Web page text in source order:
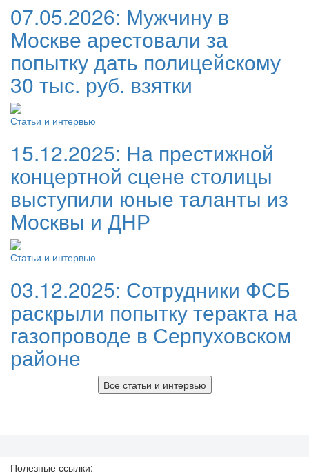
07.05.2026: Мужчину в
Москве арестовали за
попытку дать полицейскому
30 тыс. руб. взятки
Статьи и интервью
15.12.2025: На престижной
концертной сцене столицы
выступили юные таланты из
Москвы и ДНР
Статьи и интервью
03.12.2025: Сотрудники ФСБ
раскрыли попытку теракта на
газопроводе в Серпуховском
районе
Все статьи и интервью
Полезные ссылки: